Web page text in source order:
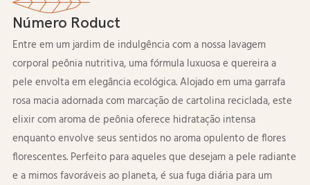
Número Roduct
Entre em um jardim de indulgência com a nossa lavagem
corporal peônia nutritiva, uma fórmula luxuosa e quereira a
pele envolta em elegância ecológica. Alojado em uma garrafa
rosa macia adornada com marcação de cartolina reciclada, este
elixir com aroma de peônia oferece hidratação intensa
enquanto envolve seus sentidos no aroma opulento de flores
florescentes. Perfeito para aqueles que desejam a pele radiante
e a mimos favoráveis ​​ao planeta, é sua fuga diária para um